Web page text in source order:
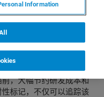
的分子和用药模式， 从
昂贵的临床PET（正电
，大幅节约研发成本和
标记，不仅可以追踪该
Information